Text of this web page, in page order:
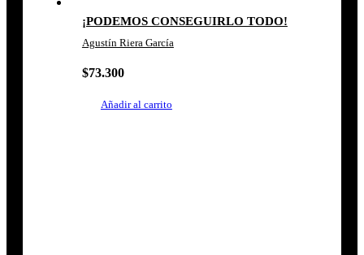
¡PODEMOS CONSEGUIRLO TODO!
Agustín Riera García
$73.300
Añadir al carrito